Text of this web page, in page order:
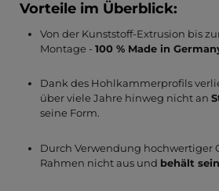
Vorteile im Überblick:
Von der Kunststoff-Extrusion bis
Montage - 100 % Made in
Dank des Hohlkammerprofils
über viele Jahre hinweg nicht an
seine Form.
Durch Verwendung hochwertiger
Rahmen nicht aus und behält